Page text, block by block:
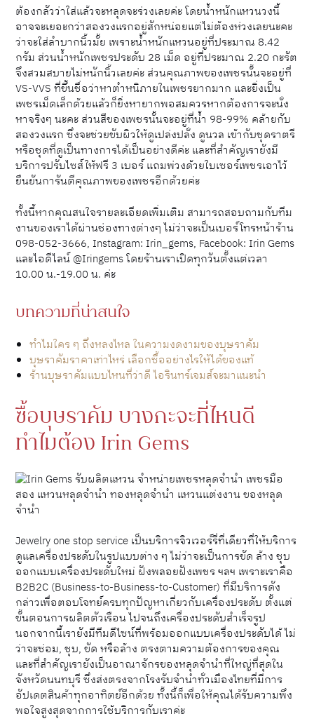
ต้องกลัวว่าใส่แล้วจะหลุดจะร่วงเลยค่ะ โดยน้ำหนักแหวนวงนี้
อาจจะเยอะกว่าสองวงแรกอยู่สักหน่อยแต่ไม่ต้องห่วงเลยนะคะ
ว่าจะใส่ลำบากนิ้วมั้ย เพราะน้ำหนักแหวนอยู่ที่ประมาณ 8.42
กรัม ส่วนน้ำหนักเพชรประดับ 28 เม็ด อยู่ที่ประมาณ 2.20 กะรัต
จึงสวมสบายไม่หนักนิ้วเลยค่ะ ส่วนคุณภาพของเพชรนั้นจะอยู่ที่
VS-VVS ที่ขึ้นชื่อว่าหาตำหนิภายในเพชรยากมาก และยิ่งเป็น
เพชรเม็ดเล็กด้วยแล้วก็ยิ่งหายากพอสมควรหากต้องการจะนั่ง
หาจริงๆ นะคะ ส่วนสีของเพชรนั้นจะอยู่ที่น้ำ 98-99% คล้ายกับ
สองวงแรก ซึ่งจะช่วยขับผิวให้ดูเปล่งปลั่ง ดูนวล เข้ากับชุดราตรี
หรือชุดที่ดูเป็นทางการได้เป็นอย่างดีค่ะ และที่สำคัญเรายังมี
บริการปรับไซส์ให้ฟรี 3 เบอร์ แถมพ่วงด้วยใบเซอร์เพชรเอาไว้
ยืนยันการันตีคุณภาพของเพชรอีกด้วยค่ะ
ทั้งนี้หากคุณสนใจรายละเอียดเพิ่มเติม สามารถสอบถามกับทีม
งานของเราได้ผ่านช่องทางต่างๆ ไม่ว่าจะเป็นเบอร์โทรหน้าร้าน
098-052-3666, Instagram: Irin_gems, Facebook: Irin Gems
และไอดีไลน์ @Iringems โดยร้านเราเปิดทุกวันตั้งแต่เวลา
10.00 น.-19.00 น. ค่ะ
บทความที่น่าสนใจ
ทำไมใคร ๆ ถึงหลงไหล ในความงดงามของบุษราคัม
บุษราคัมราคาเท่าไหร่ เลือกซื้ออย่างไรให้ได้ของแท้
ร้านบุษราคัมแบบไหนที่ว่าดี ไอรินทร์เจมส์จะมาแนะนำ
ซื้อบุษราคัม บางกะจะที่ไหนดี
ทำไมต้อง Irin Gems
Jewelry one stop service เป็นบริการจิวเวอร์รี่ที่เดียวที่ให้บริการ
ดูแลเครื่องประดับในรูปแบบต่าง ๆ ไม่ว่าจะเป็นการขัด ล้าง ชุบ
ออกแบบเครื่องประดับใหม่ ฝังพลอยฝังเพชร ฯลฯ เพราะเราคือ
B2B2C (Business-to-Business-to-Customer) ที่มีบริการดัง
กล่าวเพื่อตอบโจทย์ครบทุกปัญหาเกี่ยวกับเครื่องประดับ ตั้งแต่
ขั้นตอนการผลิตตัวเรือน ไปจนถึงเครื่องประดับสำเร็จรูป
นอกจากนี้เรายังมีทีมดีไซน์ที่พร้อมออกแบบเครื่องประดับได้ ไม่
ว่าจะซ่อม, ชุบ, ขัด หรือล้าง ตรงตามความต้องการของคุณ
และที่สำคัญเรายังเป็นอาณาจักรของหลุดจำนำที่ใหญ่ที่สุดใน
จังหวัดนนทบุรี ซึ่งส่งตรงจากโรงรับจำนำทั่วเมืองไทยที่มีการ
อัปเดตสินค้าทุกอาทิตย์อีกด้วย ทั้งนี้ก็เพื่อให้คุณได้รับความพึง
พอใจสูงสุดจากการใช้บริการกับเราค่ะ